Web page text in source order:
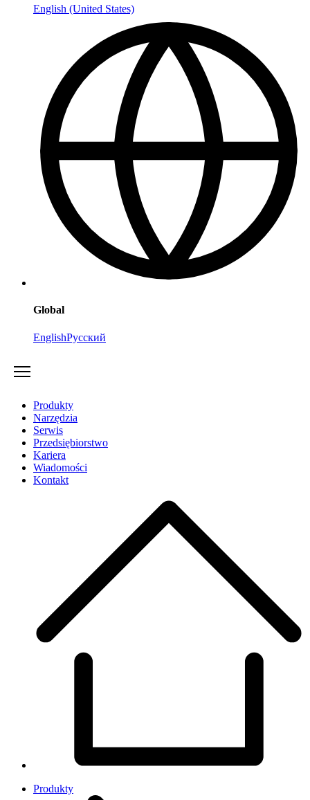
English (United States)
Global
EnglishРусский
Produkty
Narzędzia
Serwis
Przedsiębiorstwo
Kariera
Wiadomości
Kontakt
Produkty